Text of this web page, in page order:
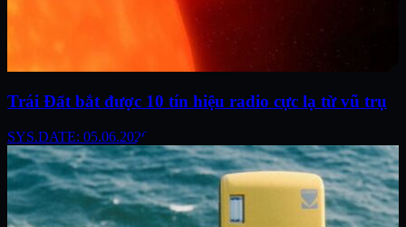
Trái Đất bắt được 10 tín hiệu radio cực lạ từ vũ trụ
SYS.DATE: 05.06.2026